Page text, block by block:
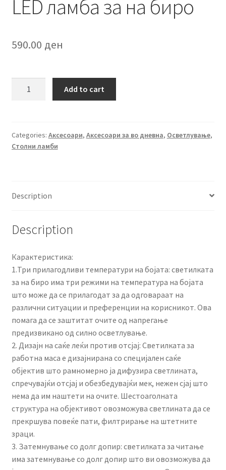
LED ламба за на биро
590.00 ден
биро
quantity
Add to cart
Categories: Аксесоари, Аксесоари за во дневна, Осветлување,
Столни ламби
Description
Description
Карактеристика:
1.Три прилагодливи температури на бојата: светилката
за на биро има три режими на температура на бојата
што може да се прилагодат за да одговараат на
различни ситуации и преференции на корисникот. Ова
помага да се заштитат очите од напрегање
предизвикано од силно осветлување.
2. Дизајн на саќе леќи против отсјај: Светилката за
работна маса е дизајнирана со специјален саќе
објектив што рамномерно ја дифузира светлината,
спречувајќи отсјај и обезбедувајќи мек, нежен сјај што
нема да им наштети на очите. Шестоаголната
структура на објективот овозможува светлината да се
прекршува повеќе пати, филтрирање на штетните
зраци.
3. Затемнување со долг допир: светилката за читање
има затемнување со долг допир што ви овозможува да